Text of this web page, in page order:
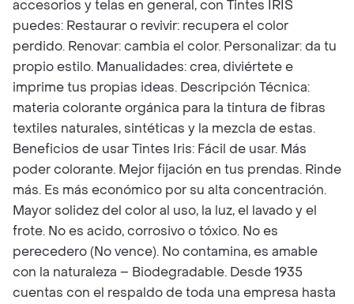
accesorios y telas en general, con Tintes IRIS
puedes: Restaurar o revivir: recupera el color
perdido. Renovar: cambia el color. Personalizar: da tu
propio estilo. Manualidades: crea, diviértete e
imprime tus propias ideas. Descripción Técnica:
materia colorante orgánica para la tintura de fibras
textiles naturales, sintéticas y la mezcla de estas.
Beneficios de usar Tintes Iris: Fácil de usar. Más
poder colorante. Mejor fijación en tus prendas. Rinde
más. Es más económico por su alta concentración.
Mayor solidez del color al uso, la luz, el lavado y el
frote. No es acido, corrosivo o tóxico. No es
perecedero (No vence). No contamina, es amable
con la naturaleza – Biodegradable. Desde 1935
cuentas con el respaldo de toda una empresa hasta